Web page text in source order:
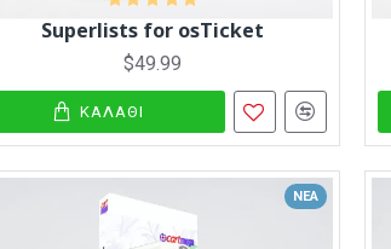
Superlists for osTicket
$49.99
ΚΑΛΆΘΙ
ΝΈΑ